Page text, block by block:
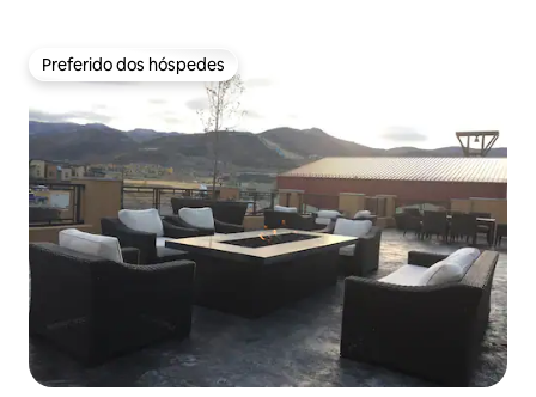
Preferido dos hóspedes
Preferido dos hóspedes